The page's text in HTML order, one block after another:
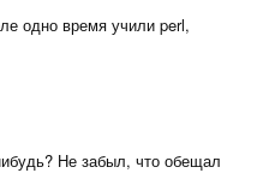
одно время учили perl,
Не забыл, что обещал